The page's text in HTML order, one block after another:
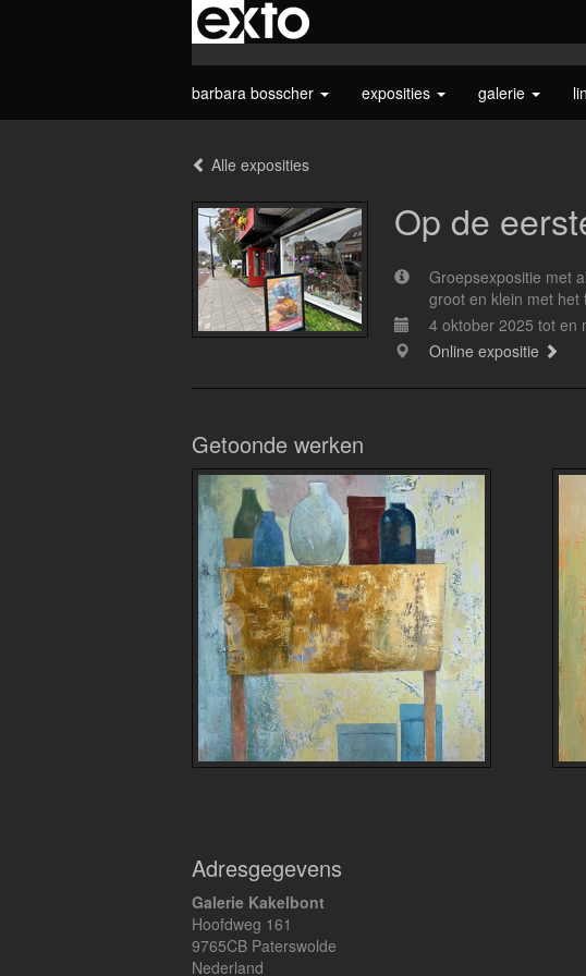
barbara bosscher exposities galerie
Alle exposities
Op de
Groepsexpositie met
groot en klein met het
4 oktober 2025 tot en
Online expositie
Getoonde werken
Adresgegevens
Galerie Kakelbont
Hoofdweg 161
9765CB Paterswolde
Nederland